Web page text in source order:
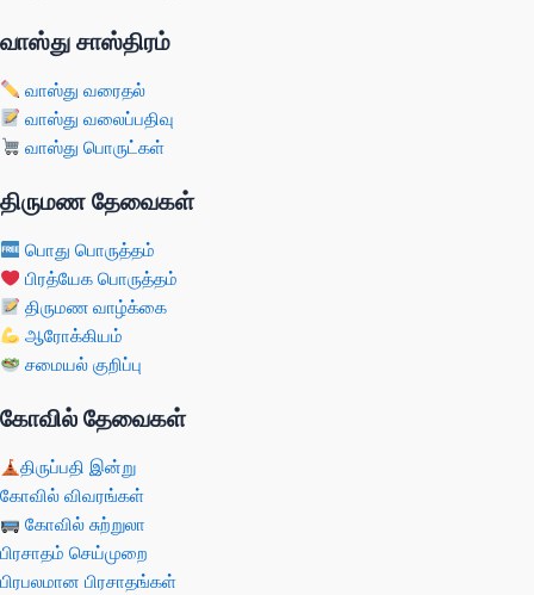
வாஸ்து சாஸ்திரம்
வாஸ்து வரைதல்
வாஸ்து வலைப்பதிவு
வாஸ்து பொருட்கள்
திருமண தேவைகள்
பொது பொருத்தம்
பிரத்யேக பொருத்தம்
திருமண வாழ்க்கை
ஆரோக்கியம்
சமையல் குறிப்பு
கோவில் தேவைகள்
திருப்பதி இன்று
கோவில் விவரங்கள்
கோவில் சுற்றுலா
பிரசாதம் செய்முறை
பிரபலமான பிரசாதங்கள்